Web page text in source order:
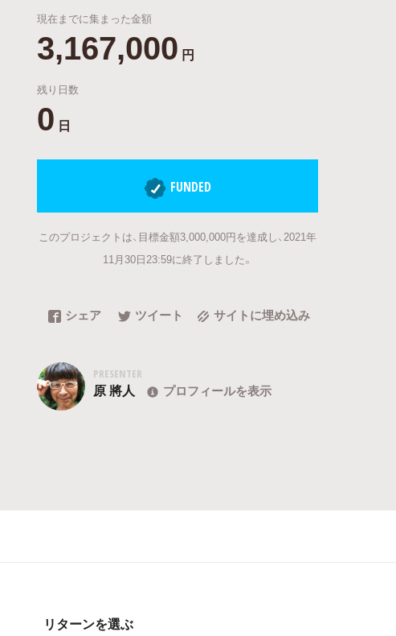
現在までに集まった金額
3,167,000 円
残り日数
0 日
FUNDED
このプロジェクトは、目標金額3,000,000円を達成し、2021年
11月30日23:59に終了しました。
シェア ツイート サイトに埋め込み
PRESENTER
原 將人 プロフィールを表示
リターンを選ぶ